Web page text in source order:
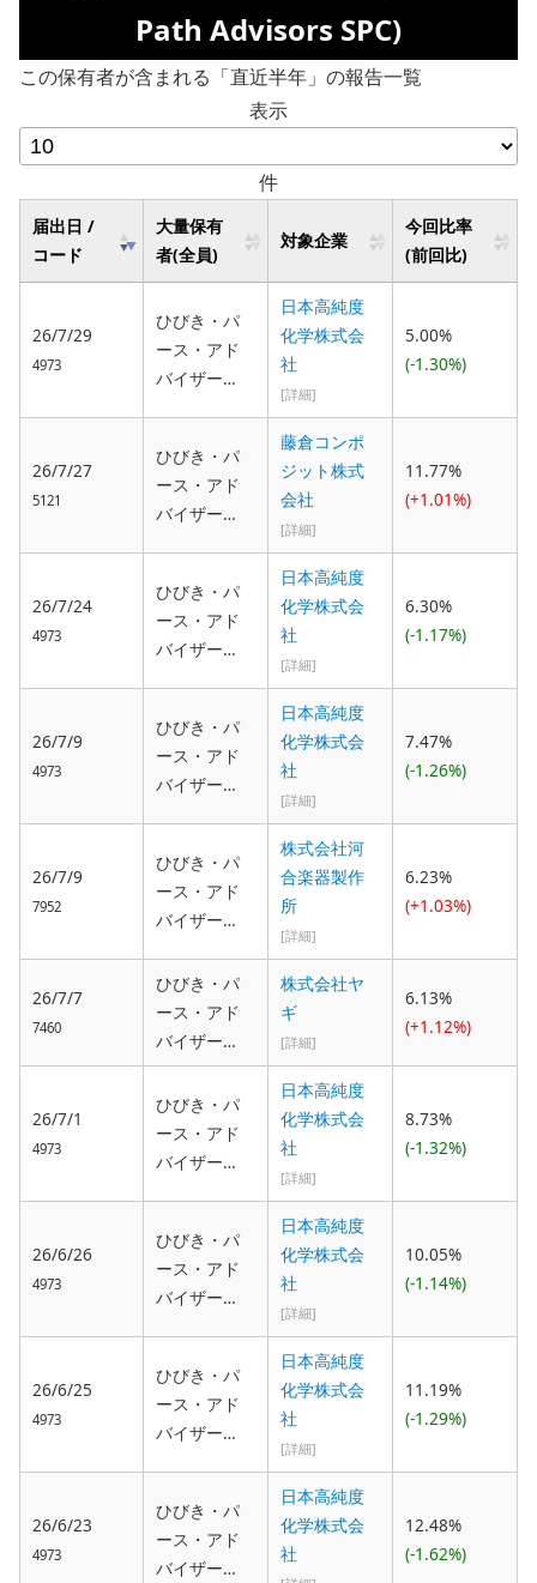
Path Advisors SPC)
この保有者が含まれる「直近半年」の報告一覧
表示
件
届出日 /
コード
大量保有
者(全員)
対象企業
今回比率
(前回比)
26/7/29
4973
ひびき・パ
ース・アド
バイザー
Path Advisor
s SPC), 敬和
綜合法律事
務所弁護
士 森 祐
日本高純度
化学株式会
社
[詳細]
5.00%
(-1.30%)
26/7/27
5121
ひびき・パ
ース・アド
バイザー
Path Advisor
s SPC), ひび
き・パー
ス・アドバ
イザーズ
２・エスピ
ーシー(Hibiki
s 2 SPC), 敬
和綜合法律
事務所弁護
士 森 祐
藤倉コンポ
ジット株式
会社
[詳細]
11.77%
(+1.01%)
26/7/24
4973
ひびき・パ
ース・アド
バイザー
Path Advisor
s SPC), 敬和
綜合法律事
務所弁護
士 森 祐
日本高純度
化学株式会
社
[詳細]
6.30%
(-1.17%)
26/7/9
4973
ひびき・パ
ース・アド
バイザー
Path Advisor
s SPC), 敬和
綜合法律事
務所弁護
士 森 祐
輔
日本高純度
化学株式会
社
[詳細]
7.47%
(-1.26%)
26/7/9
7952
ひびき・パ
ース・アド
バイザー
ーシー(Hibiki
Path Advisor
s SPC), 敬和
綜合法律事
務所弁護
士 森 祐
株式会社河
合楽器製作
所
[詳細]
6.23%
(+1.03%)
26/7/7
7460
ひびき・パ
ース・アド
バイザー
ズ・エスピ
ーシー(Hibiki
Path Advisor
s SPC), 敬和
士 森 祐
輔
株式会社ヤ
ギ
[詳細]
6.13%
(+1.12%)
26/7/1
4973
ひびき・パ
ース・アド
バイザー
Path Advisor
s SPC), 敬和
綜合法律事
務所弁護
士 森 祐
日本高純度
化学株式会
社
[詳細]
8.73%
(-1.32%)
26/6/26
4973
ひびき・パ
ース・アド
バイザー
Path Advisor
s SPC), 敬和
綜合法律事
務所弁護
士 森 祐
日本高純度
化学株式会
社
[詳細]
10.05%
(-1.14%)
26/6/25
4973
ひびき・パ
ース・アド
バイザー
Path Advisor
s SPC), 敬和
綜合法律事
日本高純度
化学株式会
社
[詳細]
11.19%
(-1.29%)
26/6/23
4973
ひびき・パ
ース・アド
バイザー
日本高純度
化学株式会
社
12.48%
(-1.62%)